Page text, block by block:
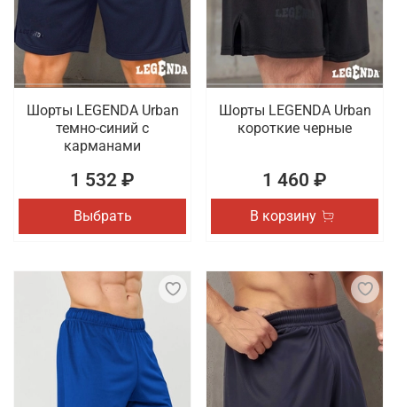
тренировок и соревнований, которая отличается
качественным пошивом. Осуществляется быстрая
доставка заказов по Краснодару.
Шорты LEGENDA Urban
темно-синий с
карманами
1 532 ₽
Выбрать
Шорты LEGENDA Urban
короткие черные
1 460 ₽
В корзину